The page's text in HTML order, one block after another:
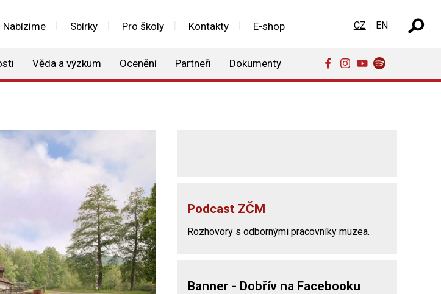
Nabízíme Sbírky Pro školy Kontakty E-shop
Věda a výzkum Ocenění Partneři Dokumenty
Zvolte jazyk
CZ EN
Podcast ZČM
Rozhovory s odbornými pracovníky muzea.
Banner - Dobřív na Facebooku